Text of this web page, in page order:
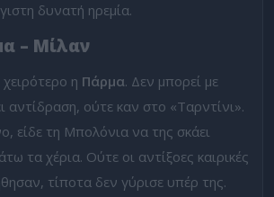
δυνατή ηρεμία.
– Μίλαν
η Πάρμα. Δεν μπορεί με
αντίδραση, ούτε καν στο «Ταρντίνι».
είδε τη Μπολόνια να της σκάει
τα χέρια. Ούτε οι αντίξοες καιρικές
τίποτα δεν γύρισε υπέρ της.